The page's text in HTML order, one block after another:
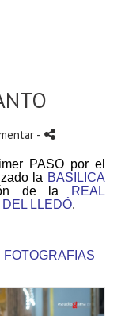
-
PASO por el
la BASILICA
de la
REAL
LLEDÓ.